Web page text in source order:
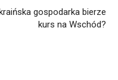
gospodarka bierze
kurs na Wschód?